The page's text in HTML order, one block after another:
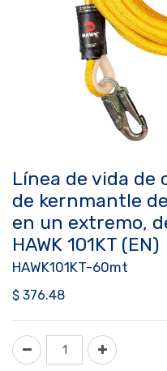
Línea de vida de
de kernmantle
en un extremo,
HAWK 101KT (EN)
HAWK101KT-60mt
$ 376.48